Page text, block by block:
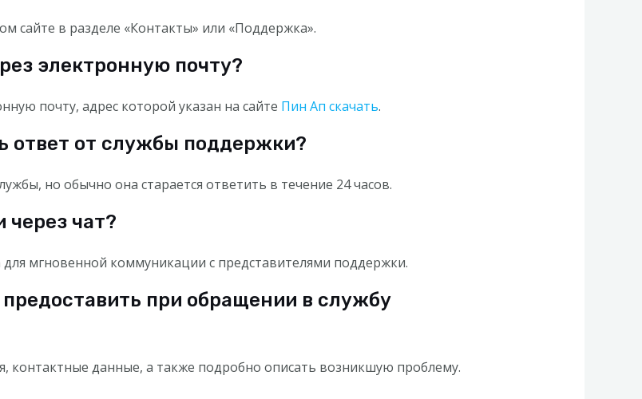
сайте в разделе «Контакты» или «Поддержка».
электронную почту?
почту, адрес которой указан на сайте Пин Ап скачать.
ответ от службы поддержки?
но обычно она старается ответить в течение 24 часов.
через чат?
мгновенной коммуникации с представителями поддержки.
при обращении в службу
контактные данные, а также подробно описать возникшую проблему.